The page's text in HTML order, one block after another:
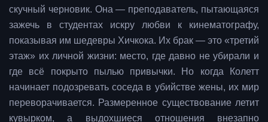
скучный черновик. Она — преподаватель, пытающаяся
зажечь в студентах искру любви к кинематографу,
показывая им шедевры Хичкока. Их брак — это «третий
этаж» их личной жизни: место, где давно не убирали и
где всё покрыто пылью привычки. Но когда Колетт
начинает подозревать соседа в убийстве жены, их мир
переворачивается. Размеренное существование летит
кувырком, а выдохшиеся отношения внезапно